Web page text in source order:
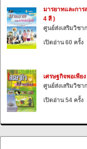
มารยาทและการ
4 สี )
ศูนย์ส่งเสริมวิชา
เปิดอ่าน 60 ครั้ง
เศรษฐกิจพอเพียง
ศูนย์ส่งเสริมวิชา
เปิดอ่าน 54 ครั้ง